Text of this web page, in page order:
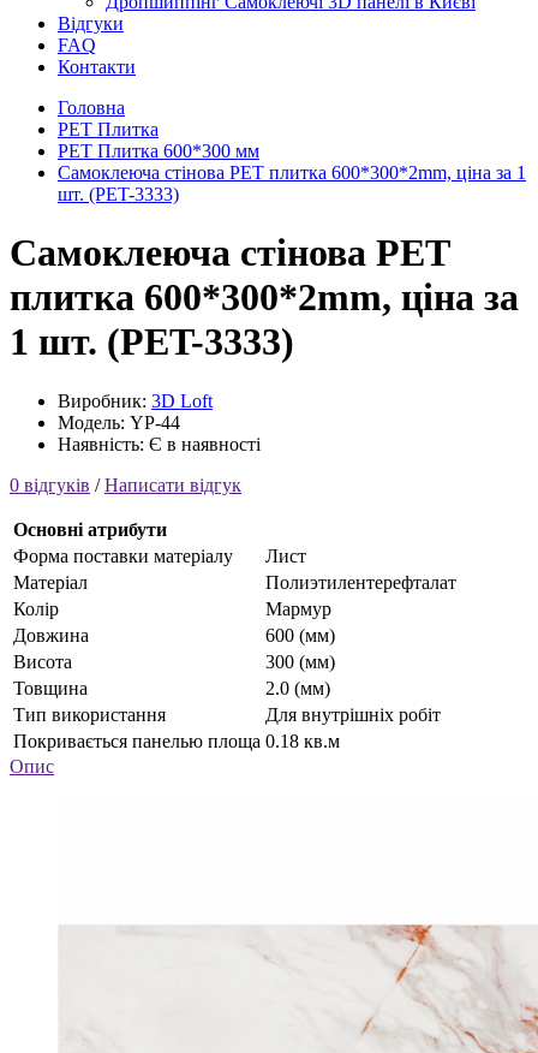
Відгуки
FAQ
Контакти
Головна
PET Плитка
PET Плитка 600*300 мм
Самоклеюча стінова PET плитка 600*300*2mm, ціна за 1
шт. (PET-3333)
Самоклеюча стінова PET
плитка 600*300*2mm, ціна за
1 шт. (PET-3333)
Виробник: 3D Loft
Модель: YP-44
Наявність: Є в наявності
0 відгуків /Написати відгук
Основні атрибути
Форма поставки матеріалу
Лист
Матеріал
Полиэтилентерефталат
Колір
Мармур
Довжина
600 (мм)
Висота
300 (мм)
Товщина
2.0 (мм)
Тип використання
Для внутрішніх робіт
Покривається панелью площа 0.18 кв.м
Опис